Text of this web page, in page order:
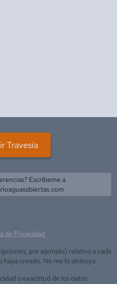
Travesía
Escríbeme a
de Privacidad
por ejemplo) relativo a cada
creado. No me lo atribuyo.
o exactitud de los datos